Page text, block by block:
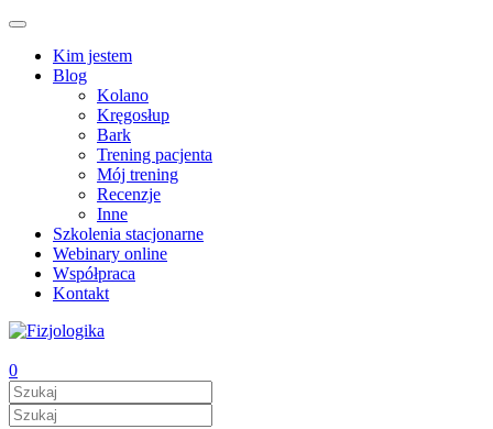
Kim jestem
Blog
Kolano
Kręgosłup
Bark
Trening pacjenta
Mój trening
Recenzje
Inne
Szkolenia stacjonarne
Webinary online
Współpraca
Kontakt
0